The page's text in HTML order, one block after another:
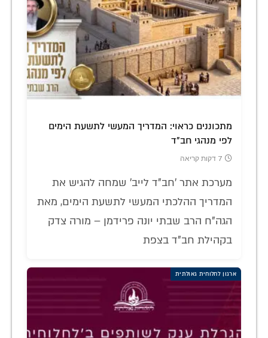
מתכוננים כראוי: המדריך המעשי לתשעת הימים
לפי מנהגי חב"ד
7 דקות קריאה
מערכת אתר 'חב"ד לייב' שמחה להגיש את
המדריך ההלכתי המעשי לתשעת הימים, מאת
הגה"ח הרב שבתי יונה פרידמן – מורה צדק
בקהילת חב"ד בצפת
ארגון לחלוחית גאולתית